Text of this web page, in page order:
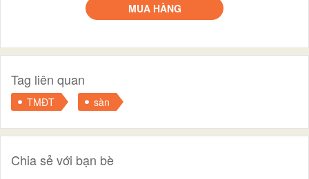
MUA HÀNG
Tag liên quan
TMĐT sàn
Chia sẻ với bạn bè